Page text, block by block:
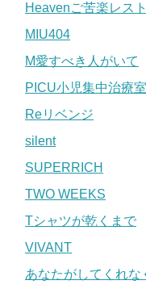
Heavenご苦楽レス
MIU404
M愛すべき人がいて
PICU小児集中治療室
Reリベンジ
silent
SUPERRICH
TWO WEEKS
Tシャツが乾くまで
VIVANT
あなたがしてくれな